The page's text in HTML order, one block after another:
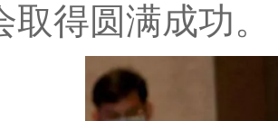
得圆满成功。